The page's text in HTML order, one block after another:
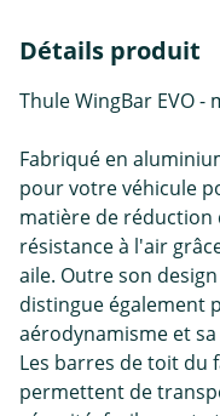
Détails produit
Thule WingBar EVO
Fabriqué en
pour votre véhicule
matière de réduction
résistance à l'air
aile. Outre son
distingue également
aérodynamisme et
Les barres de toit du
permettent de